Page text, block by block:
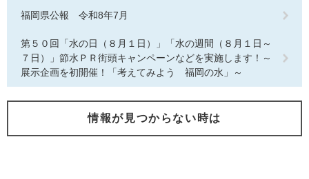
福岡県公報 令和8年7月
第５０回「水の日（８月１日）」「水の週間（８月１日～
７日）」節水ＰＲ街頭キャンペーンなどを実施します！～
展示企画を初開催！「考えてみよう 福岡の水」～
情報が見つからない時は